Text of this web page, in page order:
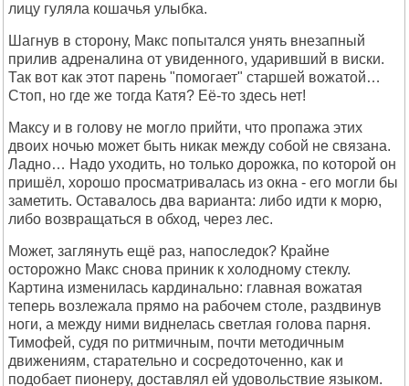
лицу гуляла кошачья улыбка.
Шагнув в сторону, Макс попытался унять внезапный
прилив адреналина от увиденного, ударивший в виски.
Так вот как этот парень "помогает" старшей вожатой…
Стоп, но где же тогда Катя? Её-то здесь нет!
Максу и в голову не могло прийти, что пропажа этих
двоих ночью может быть никак между собой не связана.
Ладно… Надо уходить, но только дорожка, по которой он
пришёл, хорошо просматривалась из окна - его могли бы
заметить. Оставалось два варианта: либо идти к морю,
либо возвращаться в обход, через лес.
Может, заглянуть ещё раз, напоследок? Крайне
осторожно Макс снова приник к холодному стеклу.
Картина изменилась кардинально: главная вожатая
теперь возлежала прямо на рабочем столе, раздвинув
ноги, а между ними виднелась светлая голова парня.
Тимофей, судя по ритмичным, почти методичным
движениям, старательно и сосредоточенно, как и
подобает пионеру, доставлял ей удовольствие языком.